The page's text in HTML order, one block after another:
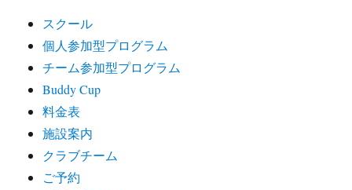
スクール
個人参加型プログラム
チーム参加型プログラム
Buddy Cup
料金表
施設案内
クラブチーム
ご予約